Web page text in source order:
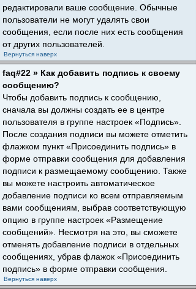
редактировали ваше сообщение. Обычные
пользователи не могут удалять свои
сообщения, если после них есть сообщения
от других пользователей.
Вернуться наверх
faq#22 » Как добавить подпись к своему
сообщению?
Чтобы добавить подпись к сообщению,
сначала вы должны создать ее в центре
пользователя в группе настроек «Подпись».
После создания подписи вы можете отметить
флажком пункт «Присоединить подпись» в
форме отправки сообщения для добавления
подписи к размещаемому сообщению. Также
вы можете настроить автоматическое
добавление подписи ко всем отправляемым
вами сообщениям, выбрав соответствующую
опцию в группе настроек «Размещение
сообщений». Несмотря на это, вы сможете
отменять добавление подписи в отдельных
сообщениях, убрав флажок «Присоединить
подпись» в форме отправки сообщения.
Вернуться наверх